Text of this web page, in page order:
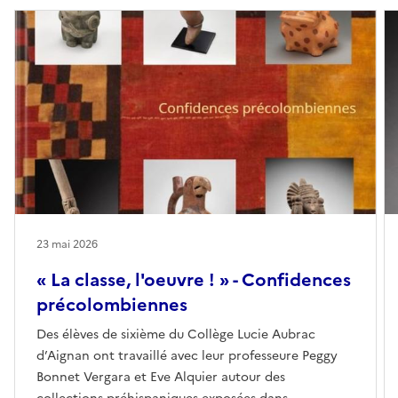
« La classe, l'oeuvre ! » - Confidences
précolombiennes
Des élèves de sixième du Collège Lucie Aubrac
d’Aignan ont travaillé avec leur professeure Peggy
Bonnet Vergara et Eve Alquier autour des
23 mai 2026